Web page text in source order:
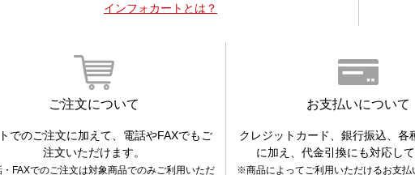
インフォカートとは？
ご注文について
でのご注文に加えて、電話やFAXでもご
注文いただけます。
FAXでのご注文は対象商品でのみご利用いただ
お支払いについて
クレジットカード、銀行振込、各
に加え、代金引換にも対応して
※商品によってご利用いただけるお支払